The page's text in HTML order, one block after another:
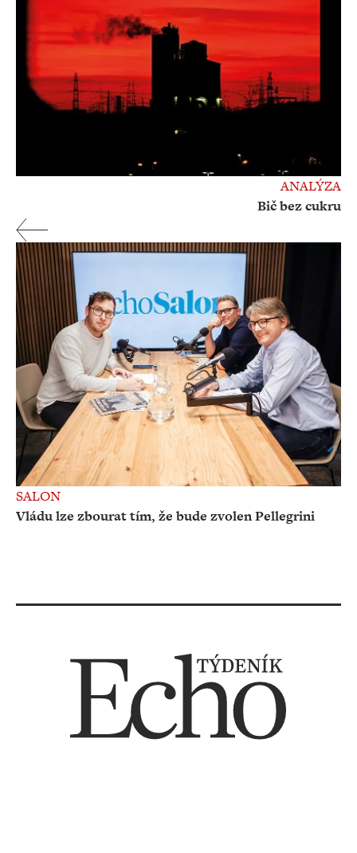
ANALÝZA
Bič bez cukru
SALON
Vládu lze zbourat tím, že bude zvolen Pellegrini